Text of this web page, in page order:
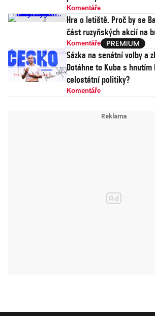
Komentáře
Hra o letiště. Proč by se
část ruzyňských akcií na
Komentáře
Sázka na senátní volby a
Dotáhne to Kuba s hnutím
celostátní politiky?
Komentáře